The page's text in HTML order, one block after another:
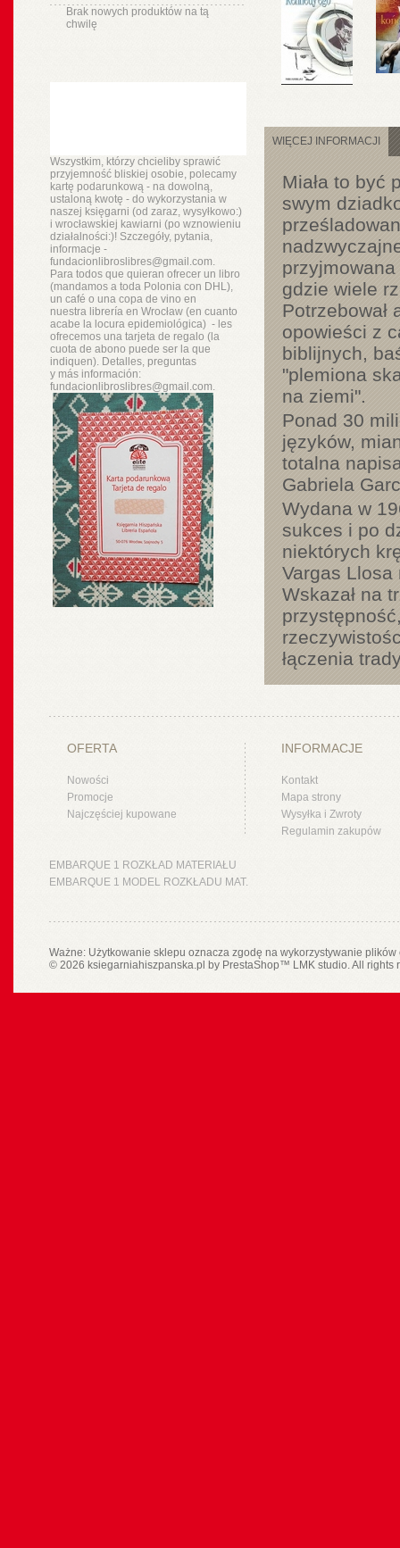
Brak nowych produktów na tą
chwilę
Wszystkim, którzy chcieliby sprawić
przyjemność bliskiej osobie, polecamy
kartę podarunkową - na dowolną,
ustaloną kwotę - do wykorzystania w
naszej księgarni (od zaraz, wysyłkowo:)
i wrocławskiej kawiarni (po wznowieniu
działalności:)! Szczegóły, pytania,
informacje -
fundacionlibroslibres@gmail.com.
Para todos que quieran ofrecer un libro
(mandamos a toda Polonia con DHL),
un café o una copa de vino en
nuestra libreríaen Wrocław (en cuanto
acabe la locura epidemiológica) - les
ofrecemos una tarjeta de regalo (la
cuota de abono puede ser la que
indiquen). Detalles, preguntas
y másinformación:
fundacionlibroslibres@gmail.com.
WIĘCEJ INFORMACJI
Miała to być
swym
gdzie wiele
opowieści z
biblijnych,
"plemiona
na ziemi".
Ponad 30
języków,
totalna
Gabriela
Wydana w
sukces i po
niektórych
Vargas Llosa
Wskazał na
łączenia
OFERTA
Nowości
Promocje
Najczęściej kupowane
INFORMACJE
Kontakt
Mapa strony
Wysyłka i Zwroty
Regulamin zakupów
EMBARQUE 1 ROZKŁAD MATERIAŁU
EMBARQUE 1 MODEL ROZKŁADU MAT.
Ważne: Użytkowanie sklepu oznacza zgodę na wykorzystywanie
© 2026 ksiegarniahiszpanska.pl by PrestaShop™ LMK studio. All rights